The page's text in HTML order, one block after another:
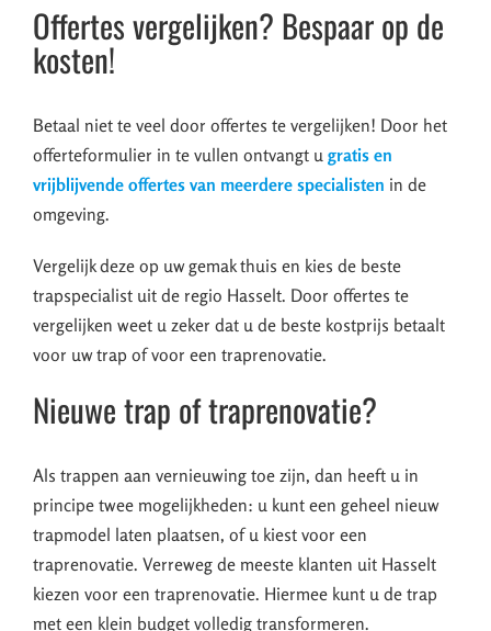
Offertes vergelijken? Bespaar op de
kosten!
Betaal niet te veel door offertes te vergelijken! Door het
offerteformulier in te vullen ontvangt u gratis en
vrijblijvende offertes van meerdere specialisten in de
omgeving.
Vergelijk deze op uw gemak thuis en kies de beste
trapspecialist uit de regio Hasselt. Door offertes te
vergelijken weet u zeker dat u de beste kostprijs betaalt
voor uw trap of voor een traprenovatie.
Nieuwe trap of traprenovatie?
Als trappen aan vernieuwing toe zijn, dan heeft u in
principe twee mogelijkheden: u kunt een geheel nieuw
trapmodel laten plaatsen, of u kiest voor een
traprenovatie. Verreweg de meeste klanten uit Hasselt
kiezen voor een traprenovatie. Hiermee kunt u de trap
met een klein budget volledig transformeren.